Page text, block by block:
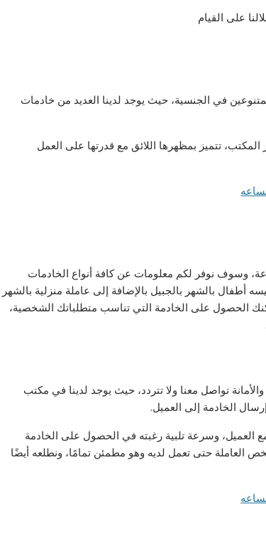
على القيام
في الجنسية، حيث يوجد لدينا العديد من خادمات
تتميز بمظهرها اللائق مع قدرتها على العمل
التواصل عبر ارقام خادمات بالشهر بالجبيل على مدار 24 ساعة، وسوف نوفر لكم معلومات عن كافة أنواع الخادمات
أطفال بالشهر بالجبيل بالإضافة إلى عاملة منزلية بالشهر
الحصول على الخادمة التي تناسب متطلباتك الشخصية،
تواصل معنا ولا تتردد، حيث يوجد لدينا في مكتب
الخادمة إلى العميل.
العميل، وسرعة تلبية رغبته في الحصول على الخادمة
العاملة حتى تعمل لديه وهو مطمئن تمامًا، ونطلعه أيضًا